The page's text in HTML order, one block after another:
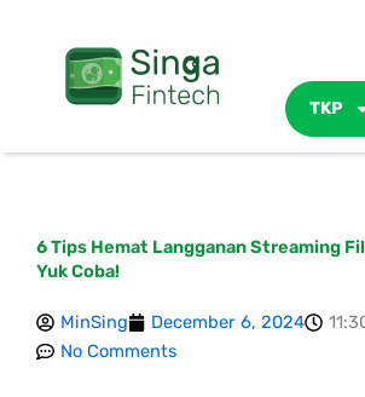
TKP
6 Tips Hemat Langganan Streaming
Yuk Coba!
MinSing December 6, 2024
No Comments